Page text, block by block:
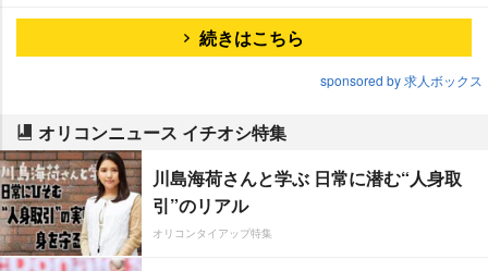
続きはこちら
sponsored by 求人ボックス
オリコンニュース イチオシ特集
川島海荷さんと学ぶ 日常に潜む“人身取
引”のリアル
オリコンタイアップ特集